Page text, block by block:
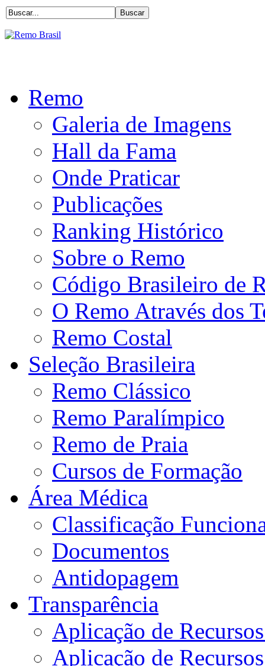
Remo
Galeria de Imagens
Hall da Fama
Onde Praticar
Publicações
Ranking Histórico
Sobre o Remo
Código Brasileiro de
O Remo Através dos
Remo Costal
Seleção Brasileira
Remo Clássico
Remo Paralímpico
Remo de Praia
Cursos de Formação
Área Médica
Classificação
Documentos
Antidopagem
Transparência
Aplicação de
Aplicação de